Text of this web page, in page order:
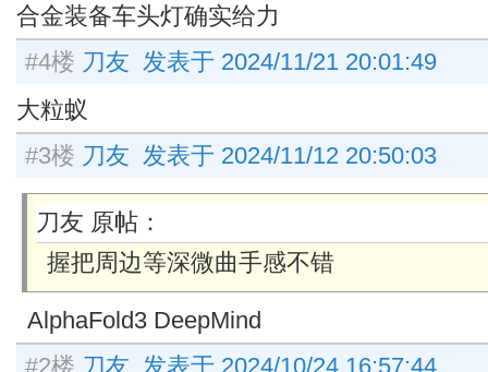
合金装备车头灯确实给力
#4楼 刀友 发表于 2024/11/21 20:01:49
大粒蚁
#3楼 刀友 发表于 2024/11/12 20:50:03
刀友 原帖：
握把周边等深微曲手感不错
AlphaFold3 DeepMind
#2楼 刀友 发表于 2024/10/24 16:57:44